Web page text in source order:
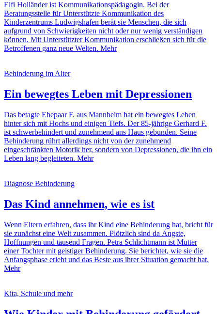
Elfi Holländer ist Kommunikationspädagogin. Bei der
Beratungsstelle für Unterstützte Kommunikation des
Kinderzentrums Ludwigshafen berät sie Menschen, die sich
aufgrund von Schwierigkeiten nicht oder nur wenig verständigen
können. Mit Unterstützter Kommunikation erschließen sich für die
Betroffenen ganz neue Welten. Mehr
Behinderung im Alter
Ein bewegtes Leben mit Depressionen
Das betagte Ehepaar F. aus Mannheim hat ein bewegtes Leben
hinter sich mit Hochs und einigen Tiefs. Der 85-jährige Gerhard F.
ist schwerbehindert und zunehmend ans Haus gebunden. Seine
Behinderung rührt allerdings nicht von der zunehmend
eingeschränkten Motorik her, sondern von Depressionen, die ihn ein
Leben lang begleiteten. Mehr
Diagnose Behinderung
Das Kind annehmen, wie es ist
Wenn Eltern erfahren, dass ihr Kind eine Behinderung hat, bricht für
sie zunächst eine Welt zusammen. Plötzlich sind da Ängste,
Hoffnungen und tausend Fragen. Petra Schlichtmann ist Mutter
einer Tochter mit geistiger Behinderung. Sie berichtet, wie sie die
Anfangsphase erlebt und das Beste aus ihrer Situation gemacht hat.
Mehr
Kita, Schule und mehr